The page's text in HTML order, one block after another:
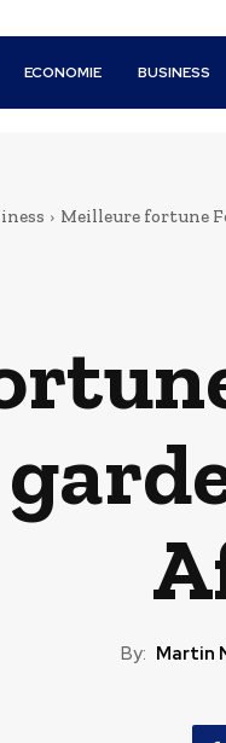
ECONOMIE BUSINESS
Meilleure fortune
By: Martin